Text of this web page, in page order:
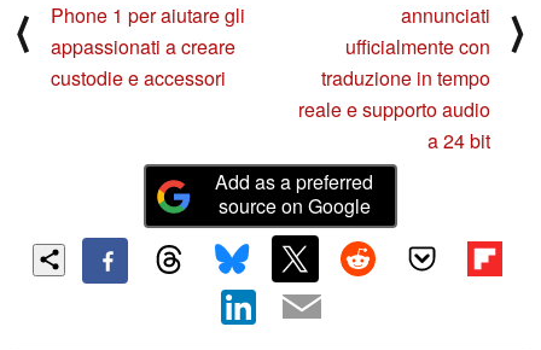
⟨
Phone 1 per aiutare gli
appassionati a creare
custodie e accessori
annunciati
ufficialmente con
traduzione in tempo
reale e supporto audio
a 24 bit
⟩
Add as a preferred
source on Google